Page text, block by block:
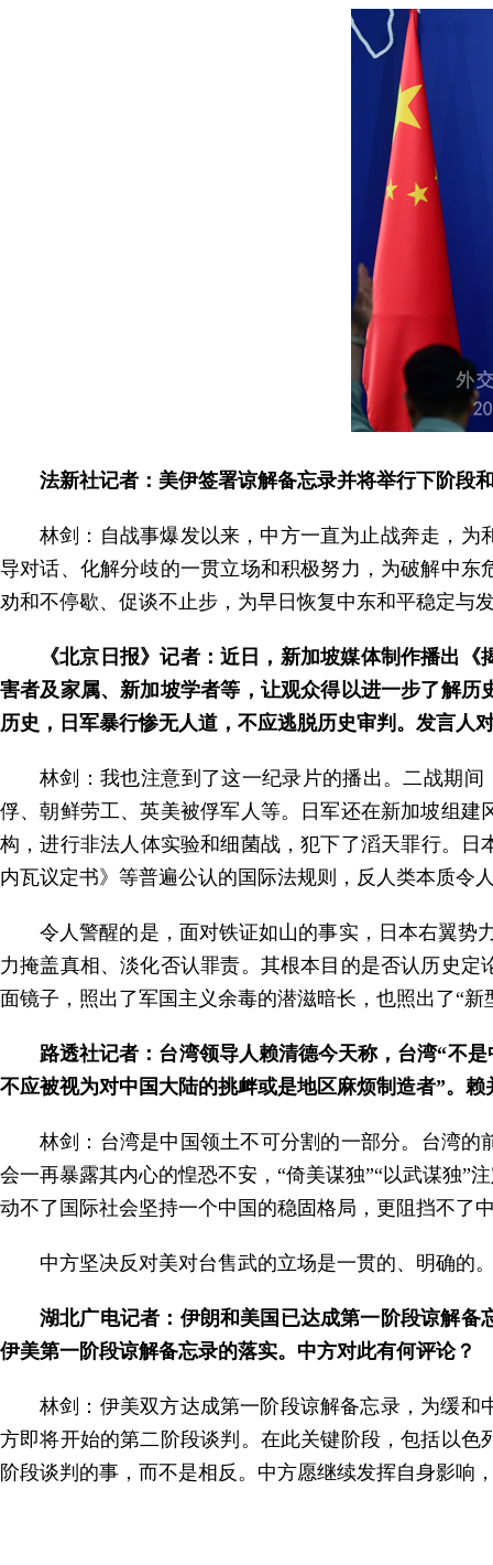
法新社记者：美伊签署谅解备忘录并将举行下阶段
林剑：自战事爆发以来，中方一直为止战奔走，
导对话、化解分歧的一贯立场和积极努力，为破解中
劝和不停歇、促谈不止步，为早日恢复中东和平稳定与
《北京日报》记者：近日，新加坡媒体制作播出
害者及家属、新加坡学者等，让观众得以进一步了解
历史，日军暴行惨无人道，不应逃脱历史审判。发言人
林剑：我也注意到了这一纪录片的播出。二战期
俘、朝鲜劳工、英美被俘军人等。日军还在新加坡组
构，进行非法人体实验和细菌战，犯下了滔天罪行。日
内瓦议定书》等普遍公认的国际法规则，反人类本质令
令人警醒的是，面对铁证如山的事实，日本右翼势
力掩盖真相、淡化否认罪责。其根本目的是否认历史
面镜子，照出了军国主义余毒的潜滋暗长，也照出了“
路透社记者：台湾领导人赖清德今天称，台湾“不
不应被视为对中国大陆的挑衅或是地区麻烦制造者”。
林剑：台湾是中国领土不可分割的一部分。台湾
会一再暴露其内心的惶恐不安，“倚美谋独”“以武谋独”
动不了国际社会坚持一个中国的稳固格局，更阻挡不了
中方坚决反对美对台售武的立场是一贯的、明确的
湖北广电记者：伊朗和美国已达成第一阶段谅解
伊美第一阶段谅解备忘录的落实。中方对此有何评论？
林剑：伊美双方达成第一阶段谅解备忘录，为缓
方即将开始的第二阶段谈判。在此关键阶段，包括以
阶段谈判的事，而不是相反。中方愿继续发挥自身影响